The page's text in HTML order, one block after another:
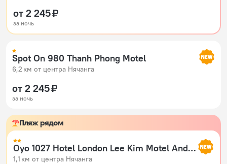
от 2 245 ₽
за ночь
Spot On 980 Thanh Phong Motel
6,2 км от центра Нячанга
от 2 245 ₽
за ночь
Пляж рядом
Oyo 1027 Hotel London Lee Kim Motel And Apartment
1,1 км от центра Нячанга